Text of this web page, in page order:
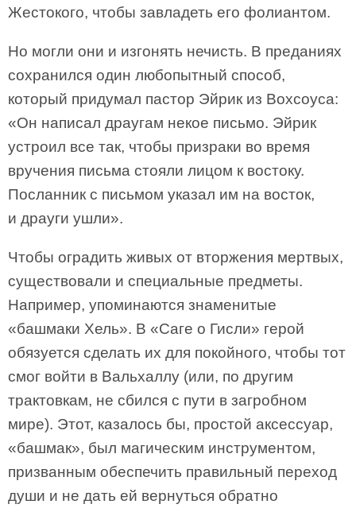
Жестокого, чтобы завладеть его фолиантом.
Но могли они и изгонять нечисть. В преданиях
сохранился один любопытный способ,
который придумал пастор Эйрик из Вохсоуса:
«Он написал драугам некое письмо. Эйрик
устроил все так, чтобы призраки во время
вручения письма стояли лицом к востоку.
Посланник с письмом указал им на восток,
и драуги ушли».
Чтобы оградить живых от вторжения мертвых,
существовали и специальные предметы.
Например, упоминаются знаменитые
«башмаки Хель». В «Саге о Гисли» герой
обязуется сделать их для покойного, чтобы тот
смог войти в Вальхаллу (или, по другим
трактовкам, не сбился с пути в загробном
мире). Этот, казалось бы, простой аксессуар,
«башмак», был магическим инструментом,
призванным обеспечить правильный переход
души и не дать ей вернуться обратно